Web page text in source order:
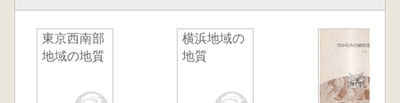
東京西南部
地域の地質
横浜地域の
地質